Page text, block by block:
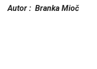
Autor : Branka Mioč